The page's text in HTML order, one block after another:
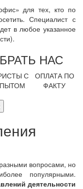
для тех, кто по
Специалист с
в любое указанное
НАС
С
ОПЛАТА ПО
ФАКТУ
вопросами, но
популярными.
деятельности